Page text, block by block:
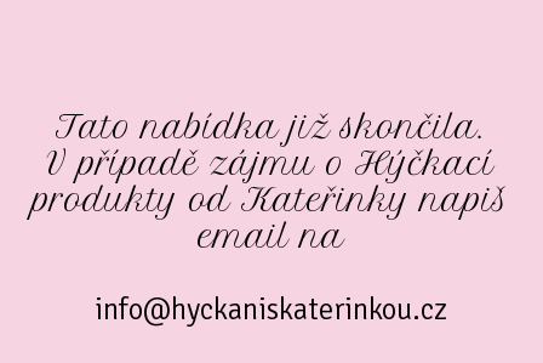
Tato nabídka již skončila.
V případě zájmu o Hýčkací
produkty od Kateřinky napiš
email na
info@hyckaniskaterinkou.cz